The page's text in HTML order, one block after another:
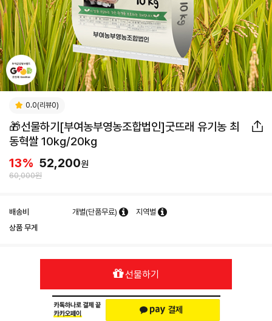
0.0(리뷰0)
🎁선물하기[부여농부영농조합법인]굿뜨래 유기농 최
동혁쌀 10kg/20kg
13% 52,200원
60,000원
배송비 개별(단품무료)
지역별
상품 무게
선물하기